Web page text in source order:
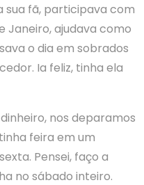
sua fã, participava com
Janeiro, ajudava como
o dia em sobrados
Ia feliz, tinha ela
nos deparamos
feira em um
Pensei, faço a
no sábado inteiro.